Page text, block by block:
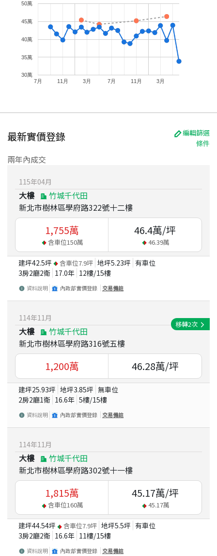
7月 11月 3月 7月 11月 3月
30萬
35萬
40萬
45萬
50萬
最新實價登錄
編輯篩選
條件
兩年內成交
115年04月
大樓
竹城千代田
新北市樹林區學府路322號十二樓
1,755萬
含車位150萬
46.4萬/坪
46.39萬
建坪42.5坪 含車位7.9坪 地坪5.23坪 有車位
3房2廳2衛 17.0年 12樓/15樓
資料說明 內政部實價登錄 交易備註
114年11 月
大樓
竹城千代田
新北市樹林區學府路316號五樓
移轉2次
1,200萬 46.28萬/坪
建坪25.93坪 地坪3.85坪 無車位
2房2廳1衛 16.6年 5樓/15樓
資料說明 內政部實價登錄 交易備註
114年11 月
大樓
竹城千代田
新北市樹林區學府路302號十一樓
1,815萬
含車位160萬
45.17萬/坪
45.17萬
建坪44.54坪 含車位7.9坪 地坪5.5坪 有車位
3房2廳2衛 16.6年 11樓/15樓
資料說明 內政部實價登錄 交易備註